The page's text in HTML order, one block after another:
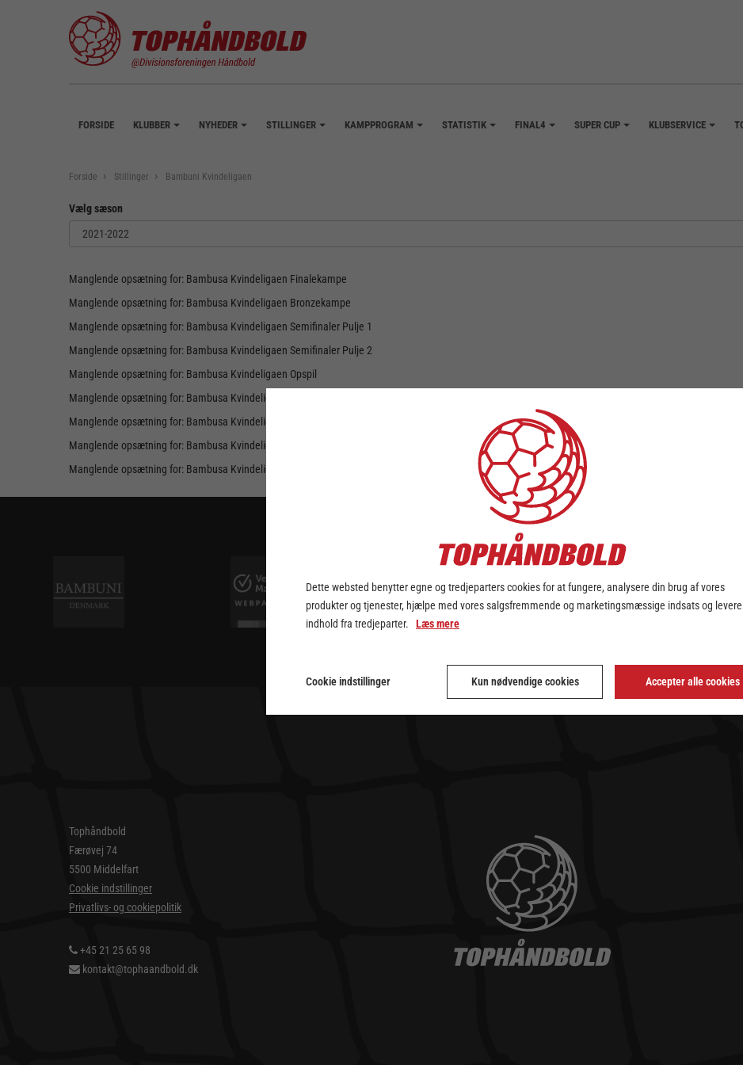
FORSIDE KLUBBER NYHEDER STILLINGER KAMPPROGRAM STATISTIK FINAL4 SUPER CUP KLUBSERVICE
Forside Stillinger Bambuni Kvindeligaen
Vælg sæson
Manglende opsætning for: Bambusa Kvindeligaen Finalekampe
Manglende opsætning for: Bambusa Kvindeligaen Bronzekampe
Manglende opsætning for: Bambusa Kvindeligaen Semifinaler Pulje 1
Manglende opsætning for: Bambusa Kvindeligaen Semifinaler Pulje 2
Manglende opsætning for: Bambusa Kvindeligaen Opspil
Manglende opsætning for: Bambusa Kvindeligaen Slutspil Pulje 1
Manglende opsætning for: Bambusa Kvindeligaen Slutspil Pulje 2
Manglende opsætning for: Bambusa Kvindeligaen Kvalifikationsspil
Manglende opsætning for: Bambusa Kvindeligaen Grundspil - 2021-2022
Tophåndbold
Færøvej 74
5500 Middelfart
Cookie indstillinger
Privatlivs- og cookiepolitik
+45 21 25 65 98
kontakt@tophaandbold.dk
Dette websted benytter egne og tredjeparters cookies for at fungere, analysere din brug af vores
produkter og tjenester, hjælpe med vores salgsfremmende og marketingsmæssige indsats og levere
indhold fra tredjeparter. Læs mere
Cookie indstillinger Kun nødvendige cookies Accepter alle cookies